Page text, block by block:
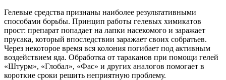
Гелевые средства признаны наиболее результативными
способами борьбы. Принцип работы гелевых химикатов
прост: препарат попадает на лапки насекомого и заражает
прусака, который впоследствии заражает своих собратьев.
Через некоторое время вся колония погибает под активным
воздействием яда. Обработка от тараканов при помощи гелей
«Штурм», «Глобал», «Фас» и других аналогов помогает в
короткие сроки решить неприятную проблему.